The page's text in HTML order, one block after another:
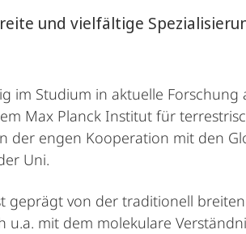
und vielfältige
im Studium in aktuelle
Max Planck Institut für
der engen Kooperation mit den
Uni.
geprägt von der traditionell
u.a. mit dem molekulare